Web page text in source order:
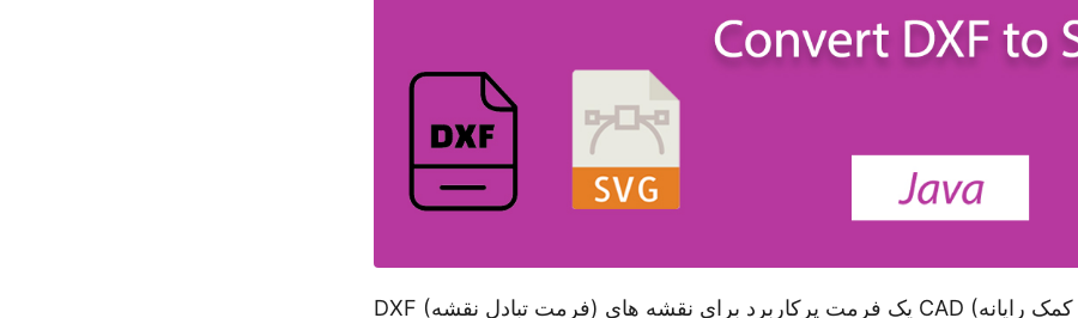
DXF (فرمت تبادل نقشه) یک فرمت پرکاربرد برای نقشه های CAD (طراحی به کمک رایانه) است